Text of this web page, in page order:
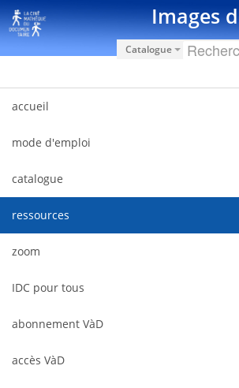
Saut au contenu Images
Catalogue
accueil
mode d'emploi
catalogue
ressources
zoom
IDC pour tous
abonnement VàD
accès VàD